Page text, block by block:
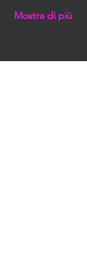
Mostra di più